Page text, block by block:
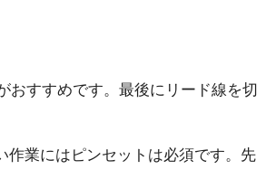
おすすめです。最後にリード線を切
作業にはピンセットは必須です。先